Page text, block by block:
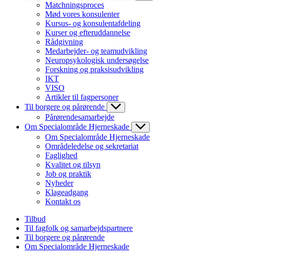
Matchningsproces
Mød vores konsulenter
Kursus- og konsulentafdeling
Kurser og efteruddannelse
Rådgivning
Medarbejder- og teamudvikling
Neuropsykologisk undersøgelse
Forskning og praksisudvikling
IKT
VISO
Artikler til fagpersoner
Til borgere og pårørende
Pårørendesamarbejde
Om Specialområde Hjerneskade
Om Specialområde Hjerneskade
Områdeledelse og sekretariat
Faglighed
Kvalitet og tilsyn
Job og praktik
Nyheder
Klageadgang
Kontakt os
Tilbud
Til fagfolk og samarbejdspartnere
Til borgere og pårørende
Om Specialområde Hjerneskade